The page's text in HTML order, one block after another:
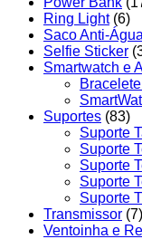
Ring Light (6)
Saco Anti-Água
Selfie Sticker
Smartwatch e
Suportes (83)
Suporte
Suporte
Suporte
Suporte
Suporte
Transmissor (7)
Ventoinha e